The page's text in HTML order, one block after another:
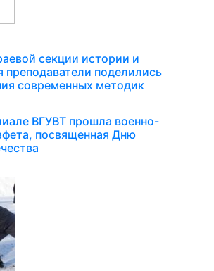
секции истории и
преподаватели поделились
современных методик
ВГУВТ прошла военно-
посвященная Дню